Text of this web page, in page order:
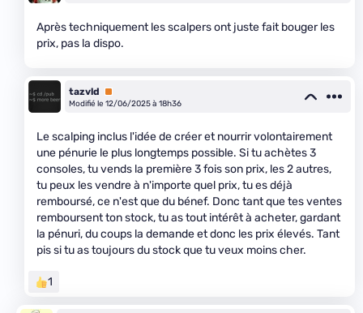
Après techniquement les scalpers ont juste fait bouger les
prix, pas la dispo.
tazvld
Premium
Modifié le 12/06/2025 à 18h36
Le scalping inclus l'idée de créer et nourrir volontairement
une pénurie le plus longtemps possible. Si tu achètes 3
consoles, tu vends la première 3 fois son prix, les 2 autres,
tu peux les vendre à n'importe quel prix, tu es déjà
remboursé, ce n'est que du bénef. Donc tant que tes ventes
remboursent ton stock, tu as tout intérêt à acheter, gardant
la pénuri, du coups la demande et donc les prix élevés. Tant
pis si tu as toujours du stock que tu veux moins cher.
1